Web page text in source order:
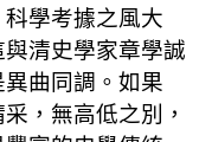
學考據之風大
清史學家章學誠
曲同調。如果
，無高低之別，